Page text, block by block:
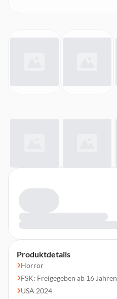
Produktdetails
Horror
FSK: Freigegeben ab 16 Jahren
USA 2024